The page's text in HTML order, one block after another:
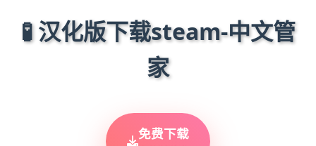
🧪 汉化版下载steam-中文管
家
免费下载